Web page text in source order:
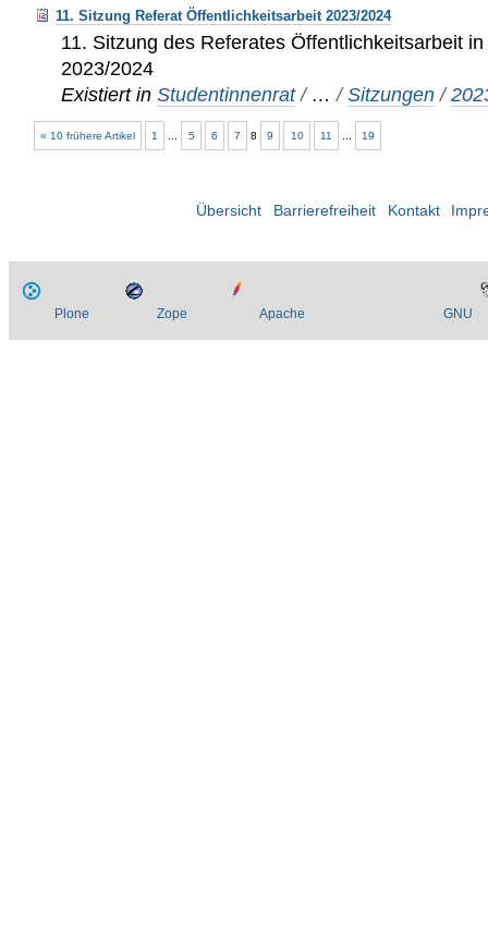
11. Sitzung Referat Öffentlichkeitsarbeit 2023/2024
11. Sitzung des Referates Öffentlichkeitsarbeit
2023/2024
Existiert in Studentinnenrat / …/Sitzungen /
« 10 frühere Artikel 1 5 6 7 8 9 10 11 19
Übersicht Barrierefreiheit Kontakt
Plone Zope Apache GNU